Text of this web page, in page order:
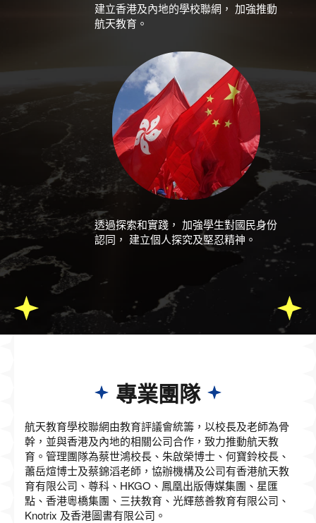
建立香港及內地的學校聯網， 加強推動
航天教育。
透過探索和實踐， 加強學生對國民身份
認同， 建立個人探究及堅忍精神。
專業團隊
航天教育學校聯網由教育評議會統籌，以校長及老師為骨
幹，並與香港及內地的相關公司合作，致力推動航天教
育。管理團隊為蔡世鴻校長、朱啟榮博士、何寶鈴校長、
蕭岳煊博士及蔡錦滔老師，協辦機構及公司有香港航天教
育有限公司、尊科、HKGO、鳳凰出版傳媒集團、星匯
點、香港粵橋集團、三扶教育、光輝慈善教育有限公司、
Knotrix 及香港圖書有限公司。